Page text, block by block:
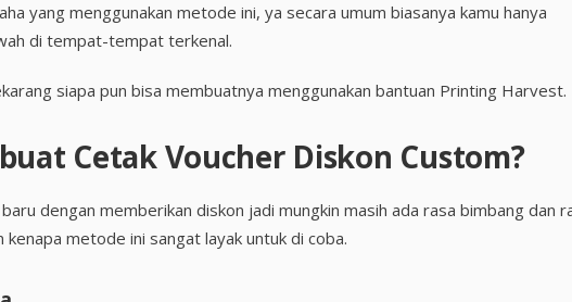
yang menggunakan metode ini, ya secara umum biasanya kamu hanya
di tempat-tempat terkenal.
siapa pun bisa membuatnya menggunakan bantuan Printing Harvest.
Cetak Voucher Diskon Custom?
dengan memberikan diskon jadi mungkin masih ada rasa bimbang dan
metode ini sangat layak untuk di coba.